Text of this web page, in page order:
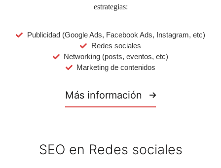
estrategias:
Publicidad (Google Ads, Facebook Ads, Instagram, etc)
Redes sociales
Networking (posts, eventos, etc)
Marketing de contenidos
Más información
SEO en Redes sociales